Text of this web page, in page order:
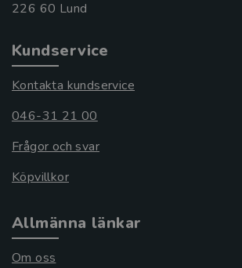
Kundservice
Kontakta kundservice
046-31 21 00
Frågor och svar
Köpvillkor
Allmänna länkar
Om oss